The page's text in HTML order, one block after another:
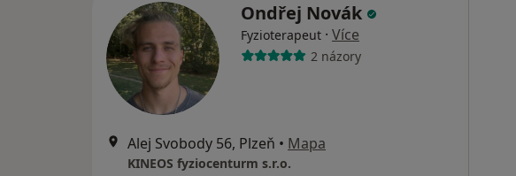
Ondřej Novák
Fyzioterapeut · Více
2 názory
Alej Svobody 56, Plzeň • Mapa
KINEOS fyziocenturm s.r.o.